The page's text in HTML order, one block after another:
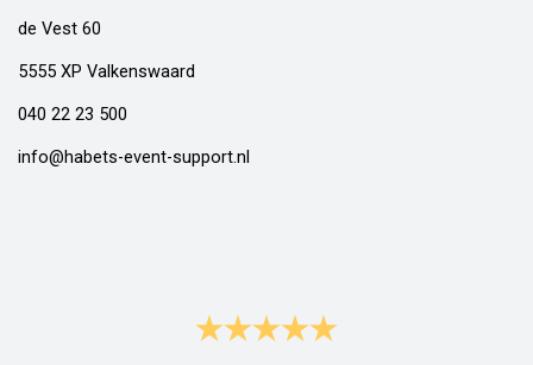
de Vest 60
5555 XP Valkenswaard
040 22 23 500
info@habets-event-support.nl